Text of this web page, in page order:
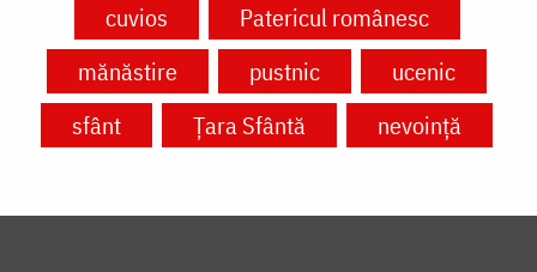
cuvios
Patericul românesc
mănăstire
pustnic
ucenic
sfânt
Ţara Sfântă nevoință